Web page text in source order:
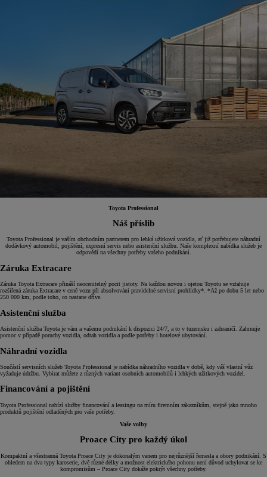
Toyota Professional
Náš příslib
Toyota Professional je vaším obchodním partnerem pro lehká užitková vozidla, ať již potřebujete náhradní
dodávkový automobil, pojištění, expresní servis nebo asistenční službu. Naše komplexní nabídka služeb je
odpovědí na všechny potřeby vašeho podnikání.
Záruka Extracare
Záruka Toyota Extracare přináší neocenitelný pocit jistoty. Na každou novou i ojetou Toyotu se vztahuje
rozšířená záruka Extracare v ceně vozu při absolvování pravidelné servisní prohlídky*. *Až po dobu 5 let nebo
250 000 km, podle toho, co nastane dříve.
Asistenční služba
Asistenční služba Toyota je vám a vašemu podnikání k dispozici 24/7, a to v tuzemsku i zahraničí. Zahrnuje
pomoc v případě poruchy vozidla, odtah vozidla a podle potřeby i hotelové ubytování.
Náhradní vozidla
Součástí servisních služeb Toyota Professional je nabídka náhradního vozidla v době, kdy váš vlastní vůz
vyžaduje údržbu. Vybírat můžete z různých variant osobních automobilů i lehkých užitkových vozidel.
Financování a pojištění
Toyota Professional nabízí služby financování a leasingu na míru firemním zákazníkům, stejně jako mnoho
produktů pojištění odladěných pro vaše potřeby.
Vaše volby
Proace City pro každý úkol
Kompaktní a všestranná Toyota Proace City je dokonalým vanem pro nejrůznější řemesla a obory podnikání. S
ohledem na dva typy karoserie, dvě různé délky a možnost elektrického pohonu není důvod uchylovat se ke
kompromisům – Proace City dokáže pokrýt všechny potřeby.